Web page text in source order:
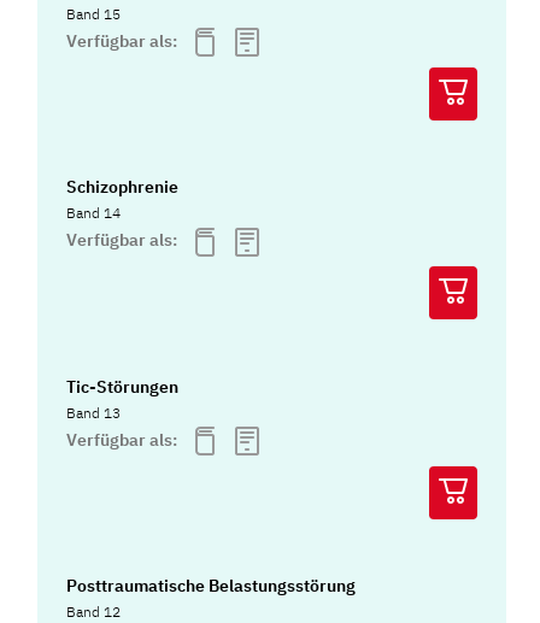
Band 15
Verfügbar als:
Schizophrenie
Band 14
Verfügbar als:
Tic-Störungen
Band 13
Verfügbar als:
Posttraumatische Belastungsstörung
Band 12